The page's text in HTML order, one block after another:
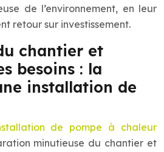
de l’environnement, en leur
retour sur investissement.
chantier et
besoins : la
installation de
de pompe à chaleur
minutieuse du chantier et